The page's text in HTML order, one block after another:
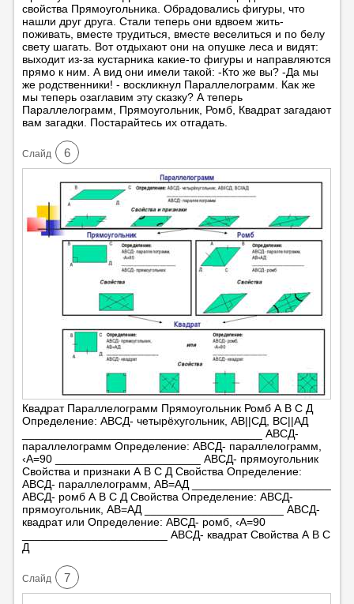
свойства Прямоугольника. Обрадовались фигуры, что
нашли друг друга. Стали теперь они вдвоем жить-
поживать, вместе трудиться, вместе веселиться и по белу
свету шагать. Вот отдыхают они на опушке леса и видят:
выходит из-за кустарника какие-то фигуры и направляются
прямо к ним. А вид они имели такой: -Кто же вы? -Да мы
же родственники! - воскликнул Параллелограмм. Как же
мы теперь озаглавим эту сказку? А теперь
Параллелограмм, Прямоугольник, Ромб, Квадрат загадают
вам загадки. Постарайтесь их отгадать.
Cлайд 6
Квадрат Параллелограмм Прямоугольник Ромб А В С Д
Определение: АВСД- четырёхугольник, АВ||CД, ВС||АД
______________________________________ АВСД-
параллелограмм Определение: АВСД- параллелограмм,
‹А=90 _______________________ АВСД- прямоугольник
Свойства и признаки А В С Д Свойства Определение:
АВСД- параллелограмм, АВ=АД ______________________
АВСД- ромб А В С Д Свойства Определение: АВСД-
прямоугольник, АВ=АД ______________________ АВСД-
квадрат или Определение: АВСД- ромб, ‹А=90
_______________________ АВСД- квадрат Свойства А В С
Д
Cлайд 7